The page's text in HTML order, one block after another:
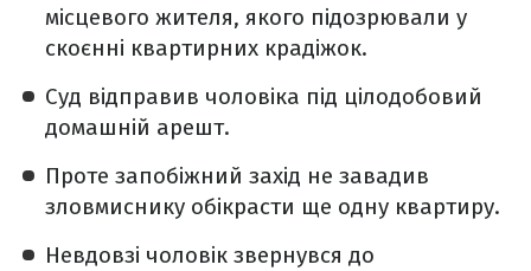
місцевого жителя, якого підозрювали у
скоєнні квартирних крадіжок.
Суд відправив чоловіка під цілодобовий
домашній арешт.
Проте запобіжний захід не завадив
зловмиснику обікрасти ще одну квартиру.
Невдовзі чоловік звернувся до